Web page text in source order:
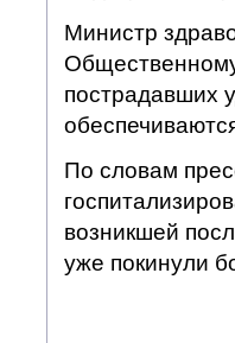
Министр
пострадавших
По словам
возникшей
уже покинули